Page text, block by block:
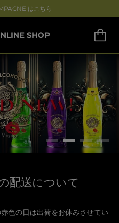
はこちら
SHOP
配送について
色の日は出荷をお休みさせてい